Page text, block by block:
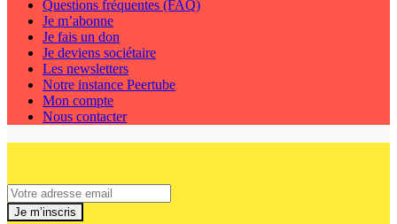
Questions fréquentes (FAQ)
Je m’abonne
Je fais un don
Je deviens sociétaire
Les newsletters
Notre instance Peertube
Mon compte
Nous contacter
Je m’inscris